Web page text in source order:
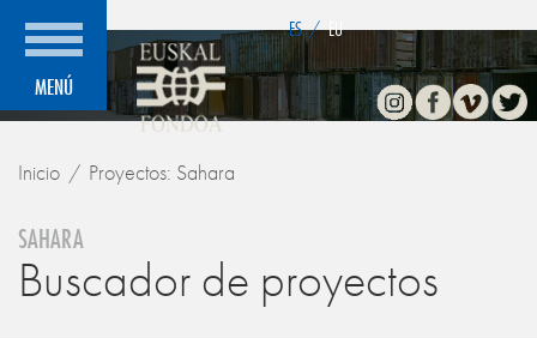
MENÚ
ES / EU
InstagramFacebook
Vimeo
Inicio Proyectos: Sahara
SAHARA
Buscador de proyectos